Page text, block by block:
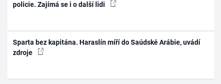
policie. Zajímá se i o další lidi
Sparta bez kapitána. Haraslín míří do Saúdské Arábie, uvádí
zdroje